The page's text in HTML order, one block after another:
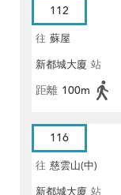
112
往 蘇屋
新都城大廈 站
距離 100m
116
往 慈雲山(中)
新都城大廈 站